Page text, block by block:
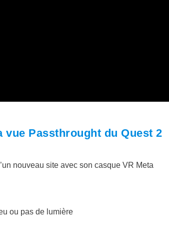
Passthrought du Quest 2
nouveau site avec son casque VR Meta
ou pas de lumière